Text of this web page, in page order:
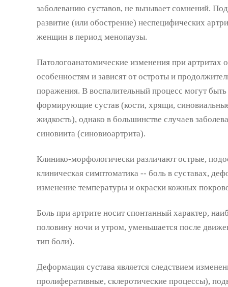
заболеванию суставов, не вызывает сомнений.
развитие (или обострение) неспецифических
женщин в период менопаузы.
Патологоанатомические изменения при артритах
особенностям и зависят от остроты и
поражения. В воспалительный процесс могут
формирующие сустав (кости, хрящи,
жидкость), однако в большинстве случаев
синовиита (синовиоартрита).
Клинико-морфологически различают острые,
клиническая симптоматика -- боль в суставах,
изменение температуры и окраски кожных
Боль при артрите носит спонтанный характер,
половину ночи и утром, уменьшается после
тип боли).
Деформация сустава является следствием
пролиферативные, склеротические процессы),